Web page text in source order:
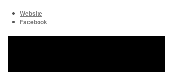
Website
Facebook